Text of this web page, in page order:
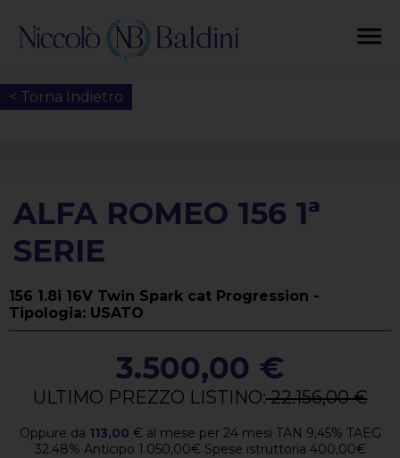
< Torna Indietro
ALFA ROMEO 156 1ª
SERIE
156 1.8i 16V Twin Spark cat Progression -
Tipologia: USATO
3.500,00 €
ULTIMO PREZZO LISTINO:22.156,00 €
Oppure da 113,00 € al mese per 24mesi TAN 9,45% TAEG
32.48% Anticipo 1.050,00€ Spese istruttoria 400,00€